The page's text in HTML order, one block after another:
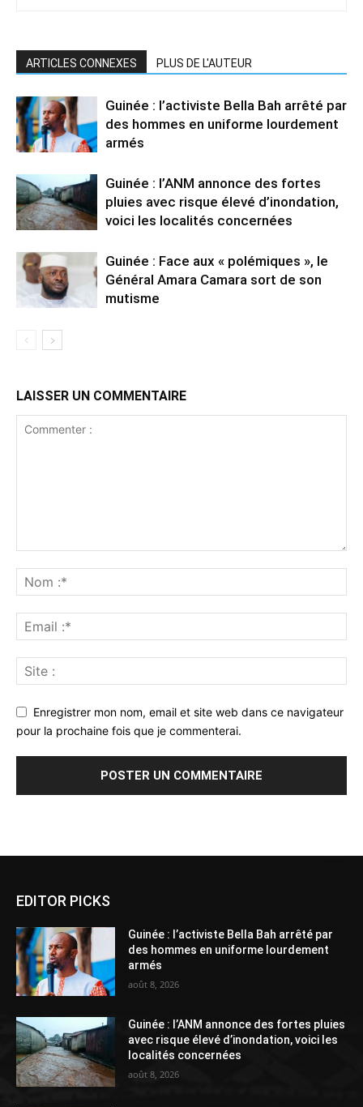
ARTICLES CONNEXES PLUS DE L'AUTEUR
Guinée : l’activiste Bella Bah arrêté par
des hommes en uniforme lourdement
armés
Guinée : l’ANM annonce des fortes
pluies avec risque élevé d’inondation,
voici les localités concernées
Guinée : Face aux « polémiques », le
Général Amara Camara sort de son
mutisme
LAISSER UN COMMENTAIRE
Enregistrer mon nom, email et site web dans ce navigateur
pour la prochaine fois que je commenterai.
EDITOR PICKS
Guinée : l’activiste Bella Bah arrêté par
des hommes en uniforme lourdement
armés
août 8, 2026
Guinée : l’ANM annonce des fortes pluies
avec risque élevé d’inondation, voici les
localités concernées
août 8, 2026